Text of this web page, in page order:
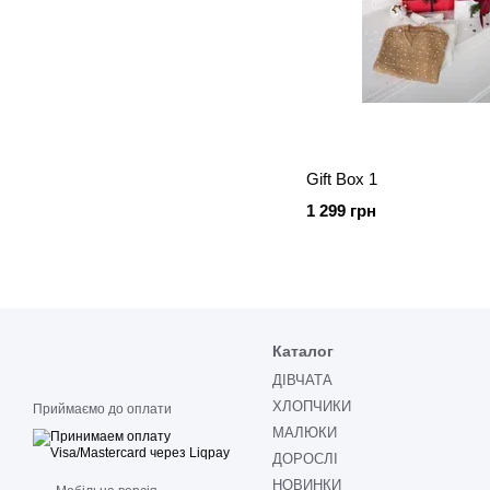
Gift Box 1
1 299 грн
Приймаємо до оплати
Каталог
ДІВЧАТА
ХЛОПЧИКИ
МАЛЮКИ
ДОРОСЛІ
НОВИНКИ